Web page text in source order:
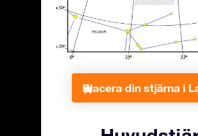
Placera din stjärna i